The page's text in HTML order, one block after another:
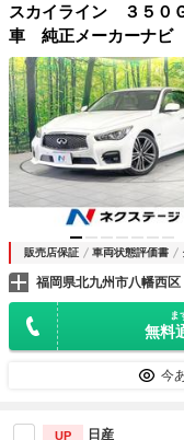
スカイライン ３５
車 純正メーカーナ
ートヒーター パワー
ド スマートキー Ｅ
イビーム オートエア
販売店保証 車両状態評価書
福岡県北九州市八幡西区
ま
無料
今
UP 日産